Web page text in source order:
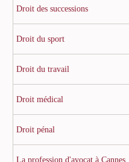
Droit des successions
Droit du sport
Droit du travail
Droit médical
Droit pénal
La profession d'avocat à Cannes